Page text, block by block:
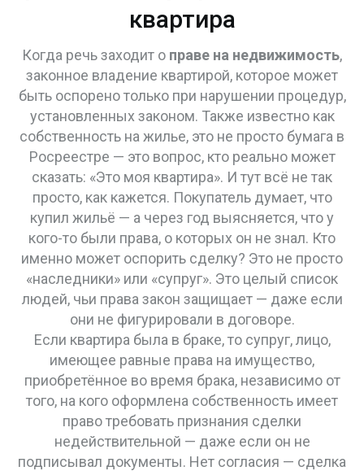
квартира
Когда речь заходит о праве на недвижимость,
законное владение квартирой, которое может
быть оспорено только при нарушении процедур,
установленных законом. Также известно как
собственность на жилье, это не просто бумага в
Росреестре — это вопрос, кто реально может
сказать: «Это моя квартира». И тут всё не так
просто, как кажется. Покупатель думает, что
купил жильё — а через год выясняется, что у
кого-то были права, о которых он не знал. Кто
именно может оспорить сделку? Это не просто
«наследники» или «супруг». Это целый список
людей, чьи права закон защищает — даже если
они не фигурировали в договоре.
Если квартира была в браке, то супруг,лицо,
имеющее равные права на имущество,
приобретённое во время брака, независимо от
того, на кого оформлена собственность имеет
право требовать признания сделки
недействительной — даже если он не
подписывал документы. Нет согласия — сделка